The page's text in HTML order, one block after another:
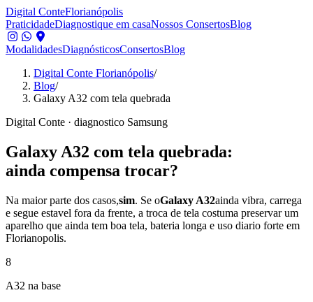
Digital ConteFlorianópolis
PraticidadeDiagnostique em casaNossos ConsertosBlog
ModalidadesDiagnósticosConsertosBlog
Digital Conte Florianópolis/
Blog/
Galaxy A32 com tela quebrada
Digital Conte · diagnostico Samsung
Galaxy A32 com tela quebrada:
ainda compensa trocar?
Na maior parte dos casos,sim. Se oGalaxy A32ainda vibra, carrega
e segue estavel fora da frente, a troca de tela costuma preservar um
aparelho que ainda tem boa tela, bateria longa e uso diario forte em
Florianopolis.
8
A32 na base